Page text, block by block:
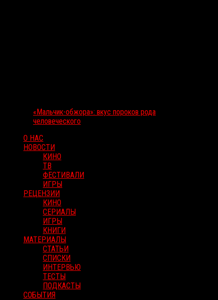
«Мальчик-обжора»: вкус пороков рода
человеческого
О НАС
НОВОСТИ
КИНО
ТВ
ФЕСТИВАЛИ
ИГРЫ
РЕЦЕНЗИИ
КИНО
СЕРИАЛЫ
ИГРЫ
КНИГИ
МАТЕРИАЛЫ
СТАТЬИ
СПИСКИ
ИНТЕРВЬЮ
ТЕСТЫ
ПОДКАСТЫ
СОБЫТИЯ